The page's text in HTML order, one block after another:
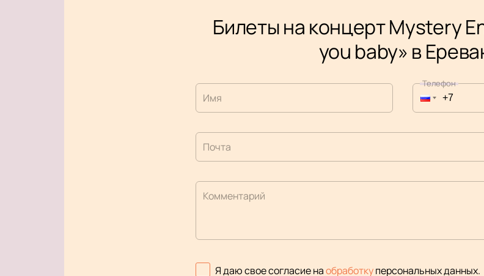
Билеты на концерт Mystery
you baby» в
Имя
Телефон
Почта
Комментарий
Я даю свое согласие наобработкуперсональных данных.